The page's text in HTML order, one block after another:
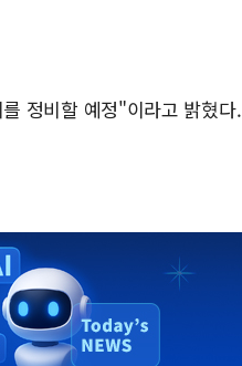
정비할 예정"이라고 밝혔다.